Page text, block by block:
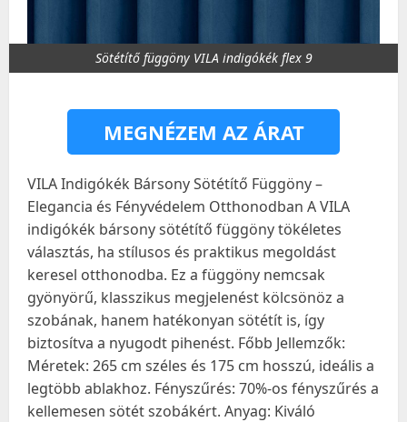
Sötétítő függöny VILA indigókék flex 9
MEGNÉZEM AZ ÁRAT
VILA Indigókék Bársony Sötétítő Függöny –
Elegancia és Fényvédelem Otthonodban A VILA
indigókék bársony sötétítő függöny tökéletes
választás, ha stílusos és praktikus megoldást
keresel otthonodba. Ez a függöny nemcsak
gyönyörű, klasszikus megjelenést kölcsönöz a
szobának, hanem hatékonyan sötétít is, így
biztosítva a nyugodt pihenést. Főbb Jellemzők:
Méretek: 265 cm széles és 175 cm hosszú, ideális a
legtöbb ablakhoz. Fényszűrés: 70%-os fényszűrés a
kellemesen sötét szobákért. Anyag: Kiváló